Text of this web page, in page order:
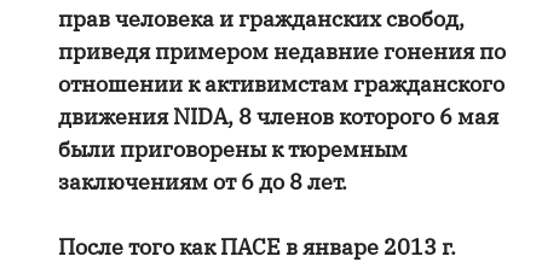
прав человека и гражданских свобод,
приведя примером недавние гонения по
отношении к активимстам гражданского
движения NIDA, 8 членов которого 6 мая
были приговорены к тюремным
заключениям от 6 до 8 лет.
После того как ПАСЕ в январе 2013 г.